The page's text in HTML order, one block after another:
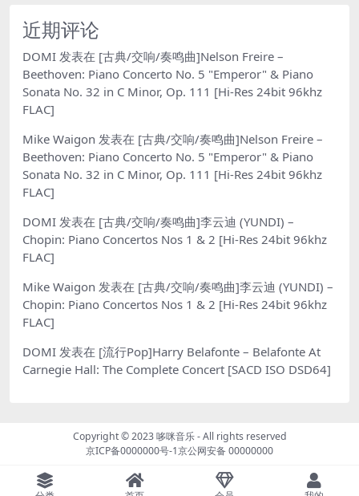
近期评论
DOMI 发表在 [古典/交响/奏鸣曲]Nelson Freire –
Beethoven: Piano Concerto No. 5 "Emperor" & Piano
Sonata No. 32 in C Minor, Op. 111 [Hi-Res 24bit 96khz
FLAC]
Mike Waigon 发表在 [古典/交响/奏鸣曲]Nelson Freire –
Beethoven: Piano Concerto No. 5 "Emperor" & Piano
Sonata No. 32 in C Minor, Op. 111 [Hi-Res 24bit 96khz
FLAC]
DOMI 发表在 [古典/交响/奏鸣曲]李云迪 (YUNDI) –
Chopin: Piano Concertos Nos 1 & 2 [Hi-Res 24bit 96khz
FLAC]
Mike Waigon 发表在 [古典/交响/奏鸣曲]李云迪 (YUNDI) –
Chopin: Piano Concertos Nos 1 & 2 [Hi-Res 24bit 96khz
FLAC]
DOMI 发表在 [流行Pop]Harry Belafonte – Belafonte At
Carnegie Hall: The Complete Concert [SACD ISO DSD64]
Copyright © 2023哆咪音乐- All rights reserved
京ICP备0000000号-1京公网安备 00000000